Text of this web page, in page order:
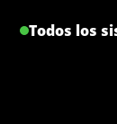
Todos los